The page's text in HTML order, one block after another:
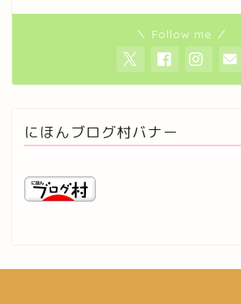
＼ Follow me ／
にほんブログ村バナー